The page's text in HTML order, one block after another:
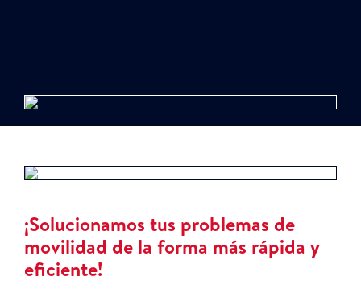
¡Solucionamos tus problemas de
movilidad de la forma más rápida y
eficiente!